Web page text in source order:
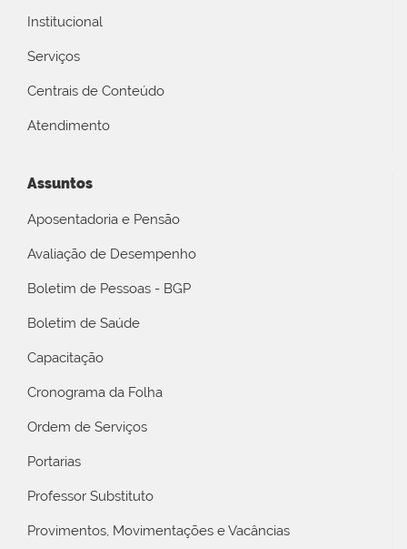
Institucional
Serviços
Centrais de Conteúdo
Atendimento
Assuntos
Aposentadoria e Pensão
Avaliação de Desempenho
Boletim de Pessoas - BGP
Boletim de Saúde
Capacitação
Cronograma da Folha
Ordem de Serviços
Portarias
Professor Substituto
Provimentos, Movimentações e Vacâncias